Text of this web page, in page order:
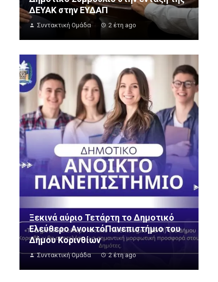
ΔΕΥΑΚ στην ΕΥΔΑΠ
Συντακτική Ομάδα 2 έτη ago
Ξεκινά αύριο Τετάρτη το Δημοτικό
Ελεύθερο ΑνοικτόΠανεπιστήμιο του
Δήμου Κορινθίων
Συντακτική Ομάδα 2 έτη ago